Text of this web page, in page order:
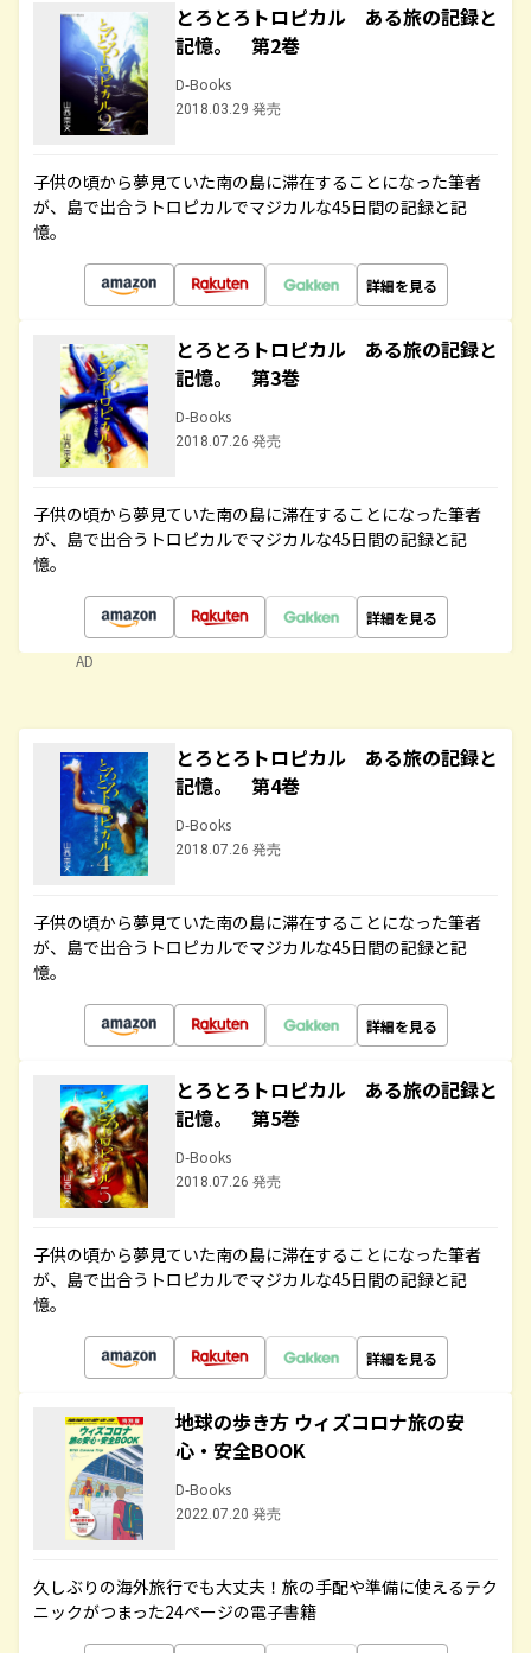
とろとろトロピカル ある旅の記録と
記憶。 第2巻
D-Books
2018.03.29 発売
子供の頃から夢見ていた南の島に滞在することになった筆者
が、島で出合うトロピカルでマジカルな45日間の記録と記
憶。
詳細を見る
とろとろトロピカル ある旅の記録と
記憶。 第3巻
D-Books
2018.07.26 発売
子供の頃から夢見ていた南の島に滞在することになった筆者
が、島で出合うトロピカルでマジカルな45日間の記録と記
憶。
詳細を見る
AD
とろとろトロピカル ある旅の記録と
記憶。 第4巻
D-Books
2018.07.26 発売
子供の頃から夢見ていた南の島に滞在することになった筆者
が、島で出合うトロピカルでマジカルな45日間の記録と記
憶。
詳細を見る
とろとろトロピカル ある旅の記録と
記憶。 第5巻
D-Books
2018.07.26 発売
子供の頃から夢見ていた南の島に滞在することになった筆者
が、島で出合うトロピカルでマジカルな45日間の記録と記
憶。
詳細を見る
地球の歩き方 ウィズコロナ旅の安
心・安全BOOK
D-Books
2022.07.20 発売
久しぶりの海外旅行でも大丈夫！旅の手配や準備に使えるテク
ニックがつまった24ページの電子書籍